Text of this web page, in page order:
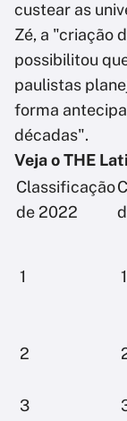
custear as
Zé, a "criação
possibilitou
paulistas
forma
décadas".
Veja o THE
Classificação
de 2022
1 1
2
3